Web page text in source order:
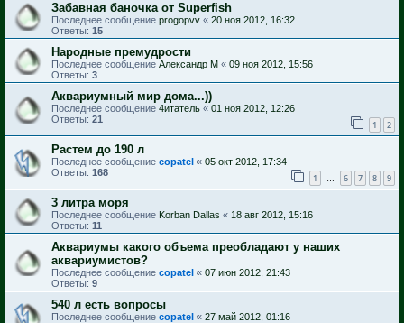
Забавная баночка от Superfish
Последнее сообщение progopvv « 20 ноя 2012, 16:32
Ответы: 15
Народные премудрости
Последнее сообщение Александр М « 09 ноя 2012, 15:56
Ответы: 3
Аквариумный мир дома...))
Последнее сообщение 4итатель « 01 ноя 2012, 12:26
Ответы: 21 1 2
Растем до 190 л
Последнее сообщение copatel « 05 окт 2012, 17:34
Ответы: 168 1 … 6 7 8 9
3 литра моря
Последнее сообщение Korban Dallas « 18 авг 2012, 15:16
Ответы: 11
Аквариумы какого объема преобладают у наших
аквариумистов?
Последнее сообщение copatel « 07 июн 2012, 21:43
Ответы: 9
540 л есть вопросы
Последнее сообщение copatel « 27 май 2012, 01:16